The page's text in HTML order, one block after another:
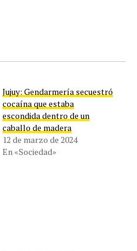
Jujuy: Gendarmería secuestró
cocaína que estaba
escondida dentro de un
caballo de madera
12 de marzo de 2024
En «Sociedad»